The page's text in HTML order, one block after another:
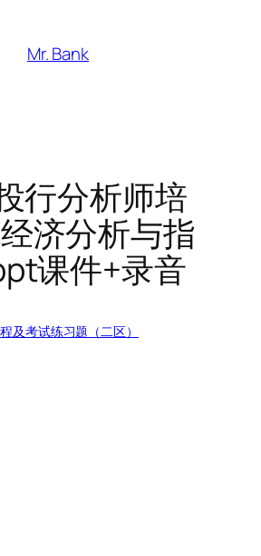
Mr. Bank
行分析师培
济分析与指
课件+录音
及考试练习题（二区）